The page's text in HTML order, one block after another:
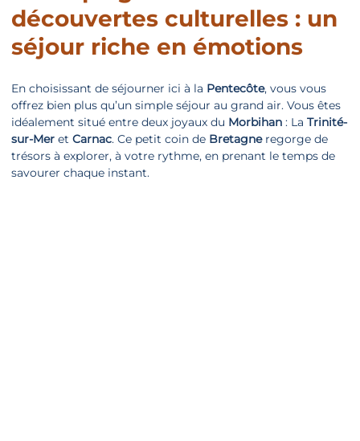
découvertes culturelles : un
séjour riche en émotions
En choisissant de séjourner ici à la Pentecôte, vous vous
offrez bien plus qu’un simple séjour au grand air. Vous êtes
idéalement situé entre deux joyaux du Morbihan : LaTrinité-
sur-Mer etCarnac. Ce petit coin de Bretagneregorge de
trésors à explorer, à votre rythme, en prenant le temps de
savourer chaque instant.